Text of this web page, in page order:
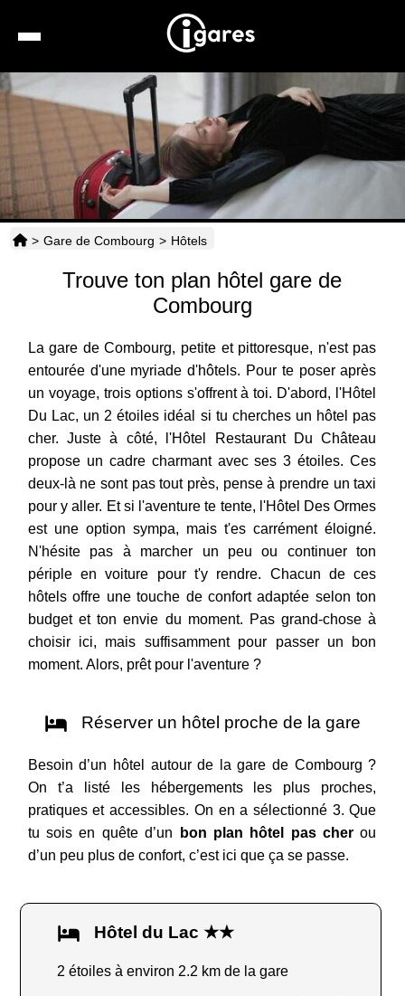
Location de voiture
Hôtels
Taxis
Horaires
> Gare de Combourg > Hôtels
Trouve ton plan hôtel gare de
Combourg
La gare de Combourg, petite et pittoresque, n'est pas
entourée d'une myriade d'hôtels. Pour te poser après
un voyage, trois options s'offrent à toi. D'abord, l'Hôtel
Du Lac, un 2 étoiles idéal si tu cherches un hôtel pas
cher. Juste à côté, l'Hôtel Restaurant Du Château
propose un cadre charmant avec ses 3 étoiles. Ces
deux-là ne sont pas tout près, pense à prendre un taxi
pour y aller. Et si l'aventure te tente, l'Hôtel Des Ormes
est une option sympa, mais t'es carrément éloigné.
N'hésite pas à marcher un peu ou continuer ton
périple en voiture pour t'y rendre. Chacun de ces
hôtels offre une touche de confort adaptée selon ton
budget et ton envie du moment. Pas grand-chose à
choisir ici, mais suffisamment pour passer un bon
moment. Alors, prêt pour l'aventure ?
Réserver un hôtel proche de la gare
Besoin d’un hôtel autour de la gare de Combourg ?
On t’a listé les hébergements les plus proches,
pratiques et accessibles. On en a sélectionné 3. Que
tu sois en quête d’un
bon plan hôtel pas cherou
d’un peu plus de confort, c’est ici que ça se passe.
Hôtel du Lac ★★
2 étoiles à environ 2.2 km de la gare